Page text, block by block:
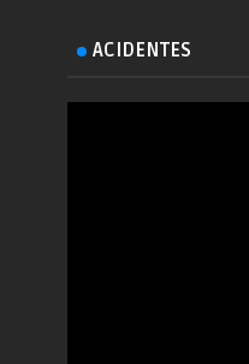
ACIDENTES